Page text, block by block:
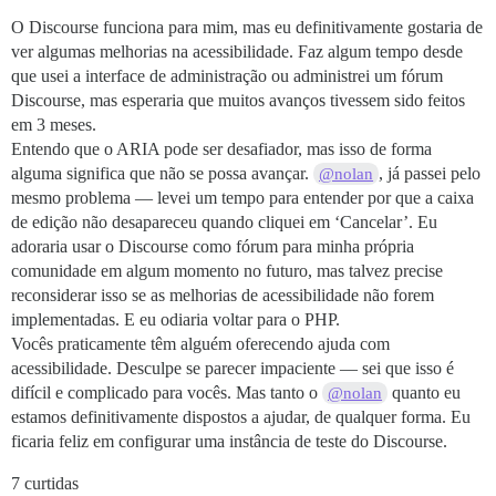
O Discourse funciona para mim, mas eu definitivamente gostaria de
ver algumas melhorias na acessibilidade. Faz algum tempo desde
que usei a interface de administração ou administrei um fórum
Discourse, mas esperaria que muitos avanços tivessem sido feitos
em 3 meses.
Entendo que o ARIA pode ser desafiador, mas isso de forma
alguma significa que não se possa avançar.
@nolan , já passei pelo
mesmo problema — levei um tempo para entender por que a caixa
de edição não desapareceu quando cliquei em ‘Cancelar’. Eu
adoraria usar o Discourse como fórum para minha própria
comunidade em algum momento no futuro, mas talvez precise
reconsiderar isso se as melhorias de acessibilidade não forem
implementadas. E eu odiaria voltar para o PHP.
Vocês praticamente têm alguém oferecendo ajuda com
acessibilidade. Desculpe se parecer impaciente — sei que isso é
difícil e complicado para vocês. Mas tanto o @nolan
quanto eu
estamos definitivamente dispostos a ajudar, de qualquer forma. Eu
ficaria feliz em configurar uma instância de teste do Discourse.
7 curtidas